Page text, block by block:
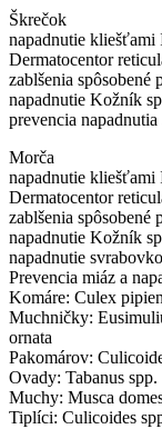
Škrečok
napadnutie kliešťami
Dermatocentor
zablšenia
napadnutie Kožník
prevencia
Morča
napadnutie kliešťami
Dermatocentor
zablšenia
napadnutie Kožník
napadnutie
Prevencia miáz a
Komáre: Culex
Muchničky:
ornata
Pakomárov:
Ovady: Tabanus spp.
Muchy: Musca
Tiplíci: Culicoides